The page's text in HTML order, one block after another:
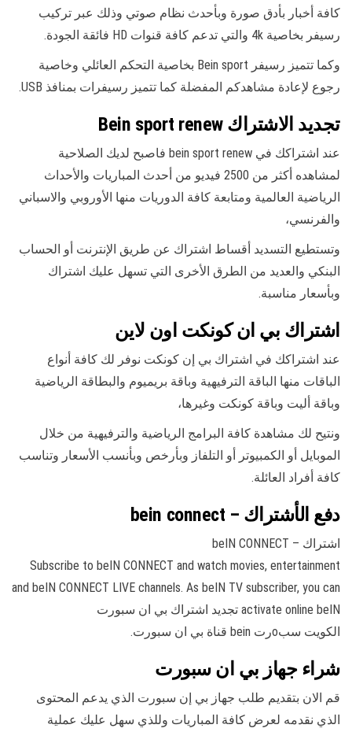
كافة أخبار بأدق صورة وبأحدث نظام صوتي وذلك عبر تركيب
رسيفر بخاصية 4k والتي تدعم كافة قنوات HD فائقة الجودة.
وكما تتميز رسيفر Bein sport بخاصية التحكم العائلي وخاصية
رجوع لإعادة مشاهدكم المفضلة كما تتميز رسيفرات بمنافذ USB.
تجديد الاشتراك Bein sport renew
عند اشتراكك في bein sport renew فاصبح لديك الصلاحية
لمشاهده أكثر من 2500 فيديو من أحدث المباريات والأحداث
الرياضية العالمية ومتابعة كافة الدوريات منها الأوروبي والاسباني
والفرنسي،
وتستطيع التسديد أقساط اشتراك عن طريق الإنترنت أو الحساب
البنكي والعديد من الطرق الأخرى التي تسهل عليك اشتراك
وبأسعار مناسبة.
اشتراك بي ان كونكت اون لاين
عند اشتراكك في اشتراك بي إن كونكت نوفر لك كافة أنواع
الباقات منها الباقة الترفيهية وباقة بريميوم والبطاقة الرياضية
وباقة أليت وباقة كونكت وغيرها،
ونتيح لك مشاهدة كافة البرامج الرياضية والترفيهية من خلال
الموبايل أو الكمبيوتر أو التلفاز وبأرخص وبأنسب الأسعار وتناسب
كافة أفراد العائلة.
دفع الأشتراك – bein connect
اشتراك – beIN CONNECT
Subscribe to beIN CONNECT and watch movies, entertainment
and beIN CONNECT LIVE channels. As beIN TV subscriber, you can
activate online beIN تجديد اشتراك بي ان سبورت
الكويت سبoرت bein قناة بي ان سبورت.
شراء جهاز بي ان سبورت
قم الان بتقديم طلب جهاز بي إن سبورت الذي يدعم المحتوى
الذي نقدمه لعرض كافة المباريات وللذي سهل عليك عملية